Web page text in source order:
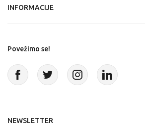
INFORMACIJE
Povežimo se!
NEWSLETTER